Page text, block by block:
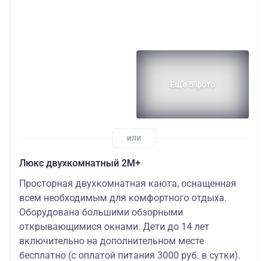
Еще 5 фото
Люкс двухкомнатный 2М+
Просторная двухкомнатная каюта, оснащенная
всем необходимым для комфортного отдыха.
Оборудована большими обзорными
открывающимися окнами. Дети до 14 лет
включительно на дополнительном месте
бесплатно (с оплатой питания 3000 руб. в сутки).